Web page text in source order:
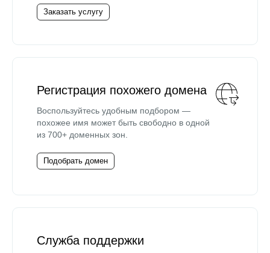
Заказать услугу
Регистрация похожего домена
Воспользуйтесь удобным подбором —
похожее имя может быть свободно в одной
из 700+ доменных зон.
Подобрать домен
Служба поддержки